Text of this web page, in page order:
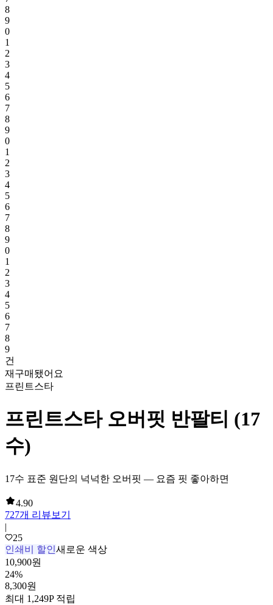
8
9
0
1
2
3
4
5
6
7
8
9
0
1
2
3
4
5
6
7
8
9
0
1
2
3
4
5
6
7
8
9
건
재구매됐어요
프린트스타
프린트스타 오버핏 반팔티 (17
수)
17수 표준 원단의 넉넉한 오버핏 — 요즘 핏 좋아하면
4.90
727개 리뷰보기
|
25
인쇄비 할인 새로운 색상
10,900원
24%
8,300원
최대 1,249P 적립